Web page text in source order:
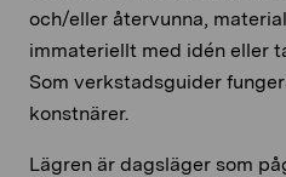
och/eller återvunna,
immateriellt med idén eller
Som verkstadsguider
konstnärer.
Lägren är dagsläger som